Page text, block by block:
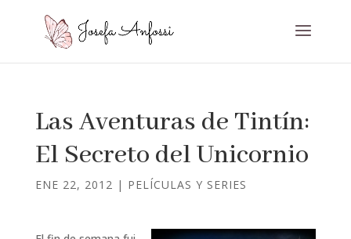
Las Aventuras de Tintín:
El Secreto del Unicornio
ENE 22, 2012 | PELÍCULAS Y SERIES